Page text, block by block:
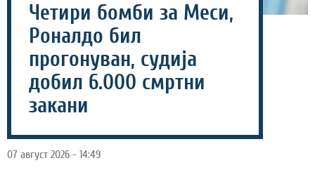
Четири бомби за Меси,
Роналдо бил
прогонуван, судија
добил 6.000 смртни
закани
07 август 2026 - 14:49